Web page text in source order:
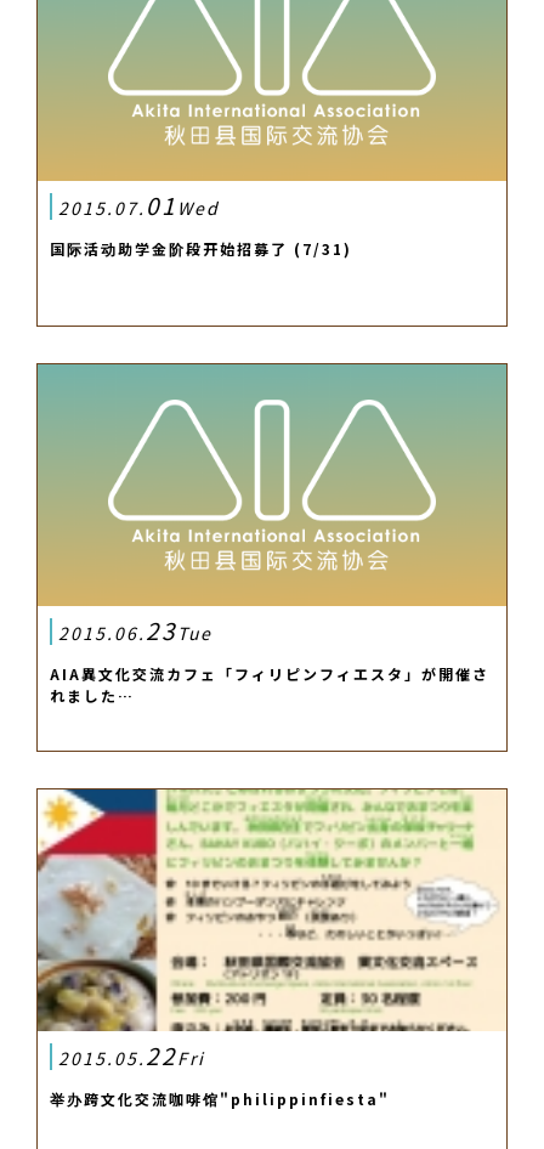
2015.07. 01 Wed
国际活动助学金阶段开始招募了 (7/31)
2015.06. 23Tue
AIA異文化交流カフェ「フィリピンフィエスタ」が開催さ
れました…
2015.05. 22Fri
举办跨文化交流咖啡馆"philippinfiesta"